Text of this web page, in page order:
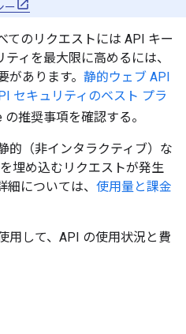
ー
てのリクエストには API キー
ィを最大限に高めるには、
あります。 静的ウェブ API
セキュリティのベスト プラ
推奨事項を確認する。
的（非インタラクティブ）な
埋め込むリクエストが発生
については、 使用量と課金
用して、API の使用状況と費